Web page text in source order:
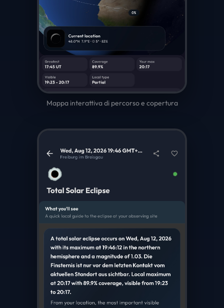
Mappa interattiva di percorso e copertura